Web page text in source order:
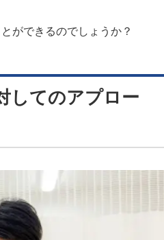
ができるのでしょうか？
してのアプロー